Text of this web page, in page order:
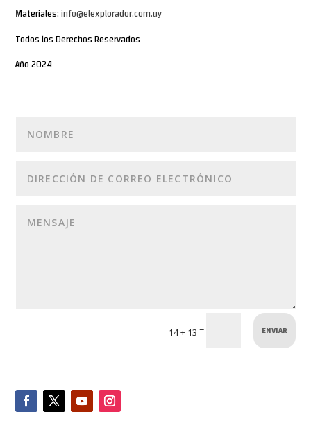
Materiales:info@elexplorador.com.uy
Todos los Derechos Reservados
Año 2024
14 + 13 = ENVIAR